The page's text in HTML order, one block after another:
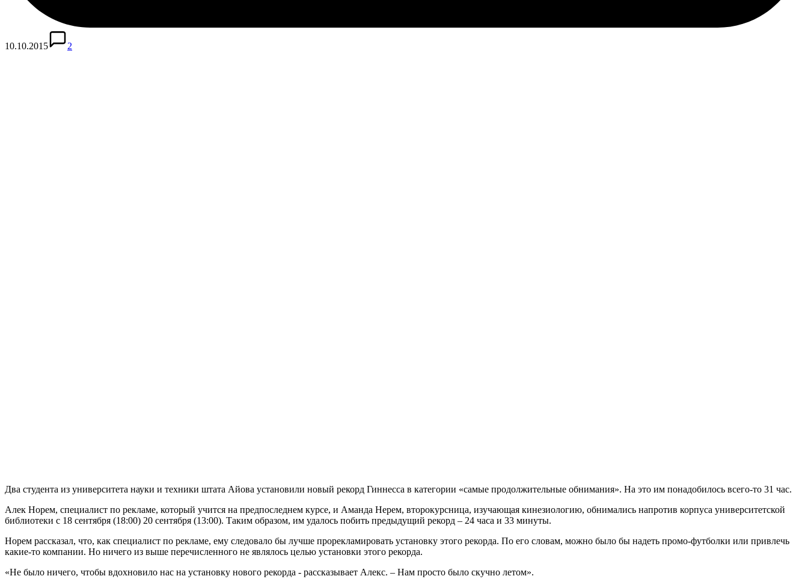
10.10.2015 2
Два студента из университета науки и техники штата Айова установили новый рекорд Гиннесса в категории «самые продолжительные обнимания». На это им понадобилось всего-то 31 час.
Алек Норем, специалист по рекламе, который учится на предпоследнем курсе, и Аманда Нерем, второкурсница, изучающая кинезиологию, обнимались напротив корпуса университетской
библиотеки с 18 сентября (18:00) 20 сентября (13:00). Таким образом, им удалось побить предыдущий рекорд – 24 часа и 33 минуты.
Норем рассказал, что, как специалист по рекламе, ему следовало бы лучше прорекламировать установку этого рекорда. По его словам, можно было бы надеть промо-футболки или привлечь
какие-то компании. Но ничего из выше перечисленного не являлось целью установки этого рекорда.
«Не было ничего, чтобы вдохновило нас на установку нового рекорда - рассказывает Алекс. – Нам просто было скучно летом».